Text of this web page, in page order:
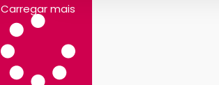
Carregar mais